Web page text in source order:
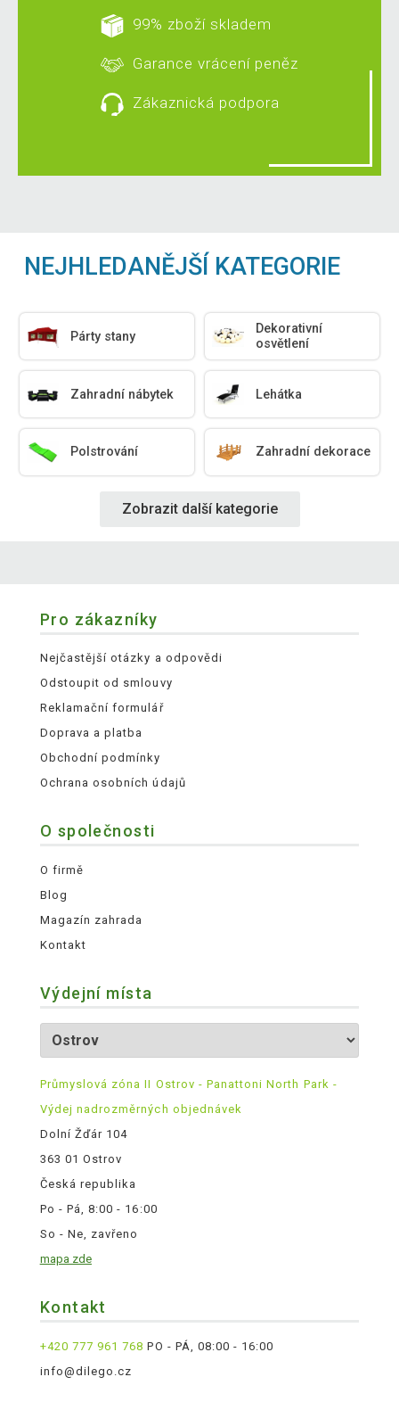
99% zboží skladem
Garance vrácení peněz
Zákaznická podpora
NEJHLEDANĚJŠÍ KATEGORIE
Párty stany
Dekorativní
osvětlení
Zahradní nábytek Lehátka
Polstrování Zahradní dekorace
Zobrazit další kategorie
Pro zákazníky
Nejčastější otázky a odpovědi
Odstoupit od smlouvy
Reklamační formulář
Doprava a platba
Obchodní podmínky
Ochrana osobních údajů
O společnosti
O firmě
Blog
Magazín zahrada
Kontakt
Výdejní místa
Průmyslová zóna II Ostrov - Panattoni North Park -
Výdej nadrozměrných objednávek
Dolní Žďár 104
363 01 Ostrov
Česká republika
Po - Pá, 8:00 - 16:00
So - Ne, zavřeno
mapa zde
Kontakt
+420 777 961 768 PO - PÁ, 08:00 - 16:00
info@dilego.cz